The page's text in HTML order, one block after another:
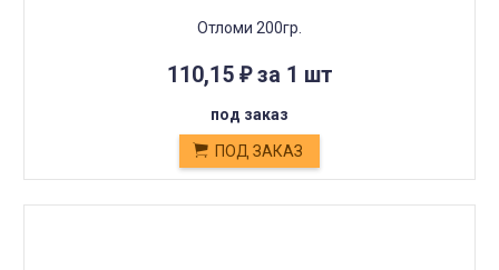
Отломи 200гр.
110,15 ₽за 1 шт
под заказ
ПОД ЗАКАЗ